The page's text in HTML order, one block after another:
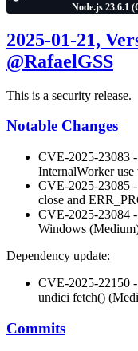
Node.js 23.6.1
2025-01-21,
@RafaelGSS
This is a security release.
Notable Changes
CVE-2025-23083
InternalWorker
CVE-2025-23085
close and
CVE-2025-23084
Windows
Dependency update:
CVE-2025-22150
undici fetch()
Commits